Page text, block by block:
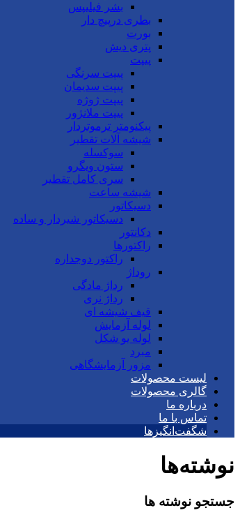
بشر فیلیپس
بطری درپیچ دار
بورت
پتری دیش
پیپت
پیپت سرنگی
پیپت سدیمان
پیپت ژوژه
پیپت ملانژور
پیکنومتر ترموتردار
شیشه آلات تقطیر
سوکسله
ستون ویگرو
سری کامل تقطیر
شیشه ساعت
دسیکاتور
دسیکاتور شیردار و ساده
دکانتور
راکتورها
راکتور دوجداره
روداژ
رداژ مادگی
رداژ نری
قیف شیشه ای
لوله آزمایش
لوله یو شکل
مبرد
مزور آزمایشگاهی
لیست محصولات
گالری محصولات
درباره ما
تماس با ما
شگفت‌انگیزها
نوشته‌ها
جستجو نوشته ها